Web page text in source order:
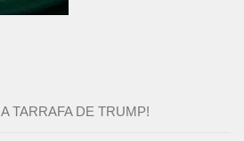
A TARRAFA DE TRUMP!